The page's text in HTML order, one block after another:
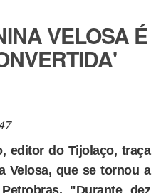
VELOSA É
editor do Tijolaço, traça
Velosa, que se tornou a
"Durante dez